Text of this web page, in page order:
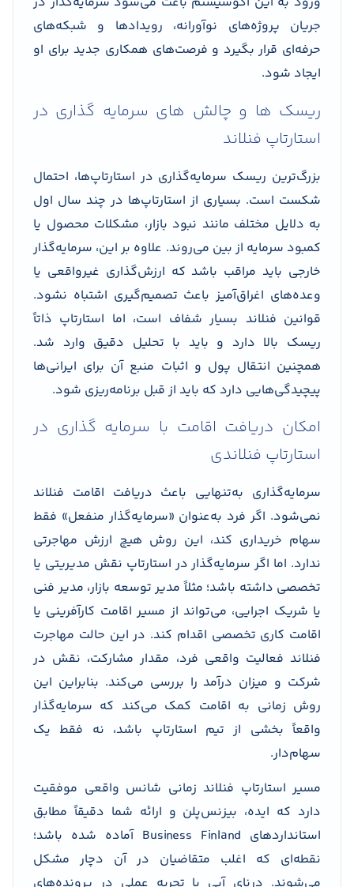
جریان پروژه‌های نوآورانه، رویدادها و شبکه‌های
حرفه‌ای قرار بگیرد و فرصت‌های همکاری جدید برای او
ایجاد شود.
ریسک ها و چالش های سرمایه گذاری در
استارتاپ فنلاند
بزرگ‌ترین ریسک سرمایه‌گذاری در استارتاپ‌ها، احتمال
شکست است. بسیاری از استارتاپ‌ها در چند سال اول
به دلایل مختلف مانند نبود بازار، مشکلات محصول یا
کمبود سرمایه از بین می‌روند. علاوه بر این، سرمایه‌گذار
خارجی باید مراقب باشد که ارزش‌گذاری غیرواقعی یا
وعده‌های اغراق‌آمیز باعث تصمیم‌گیری اشتباه نشود.
قوانین فنلاند بسیار شفاف است، اما استارتاپ ذاتاً
ریسک بالا دارد و باید با تحلیل دقیق وارد شد.
همچنین انتقال پول و اثبات منبع آن برای ایرانی‌ها
پیچیدگی‌هایی دارد که باید از قبل برنامه‌ریزی شود.
امکان دریافت اقامت با سرمایه گذاری در
استارتاپ فنلاندی
سرمایه‌گذاری به‌تنهایی باعث دریافت اقامت فنلاند
نمی‌شود. اگر فرد به‌عنوان «سرمایه‌گذار منفعل» فقط
سهام خریداری کند، این روش هیچ ارزش مهاجرتی
ندارد. اما اگر سرمایه‌گذار در استارتاپ نقش مدیریتی یا
تخصصی داشته باشد؛ مثلاً مدیر توسعه بازار، مدیر فنی
یا شریک اجرایی، می‌تواند از مسیر اقامت کارآفرینی یا
اقامت کاری تخصصی اقدام کند. در این حالت مهاجرت
فنلاند فعالیت واقعی فرد، مقدار مشارکت، نقش در
شرکت و میزان درآمد را بررسی می‌کند. بنابراین این
روش زمانی به اقامت کمک می‌کند که سرمایه‌گذار
واقعاً بخشی از تیم استارتاپ باشد، نه فقط یک
سهام‌دار.
مسیر استارتاپ فنلاند زمانی شانس واقعی موفقیت
دارد که ایده‌، بیزنس‌پلن و ارائه شما دقیقاً مطابق
استانداردهای Business Finland آماده شده باشد؛
نقطه‌ای که اغلب متقاضیان در آن دچار مشکل